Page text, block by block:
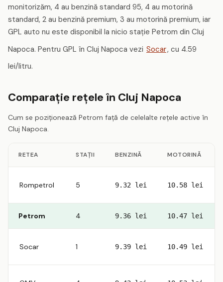
monitorizăm, 4 au benzină standard 95, 4 au motorină
standard, 2 au benzină premium, 3 au motorină premium, iar
GPL auto nu este disponibil la nicio stație Petrom din Cluj
Napoca. Pentru GPL în Cluj Napoca vezi Socar, cu 4.59
lei/litru.
Comparație rețele în Cluj Napoca
Cum se poziționează Petrom față de celelalte rețele active în
Cluj Napoca.
RETEA STAȚII BENZINĂ MOTORINĂ
Rompetrol 5 9.32 lei 10.58 lei
Petrom 4 9.36 lei 10.47 lei
Socar 1 9.39 lei 10.49 lei